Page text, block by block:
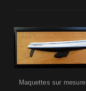
Maquettes sur mesure